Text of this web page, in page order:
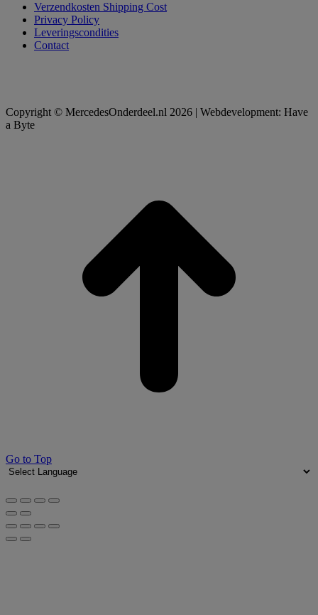
Verzendkosten Shipping Cost
Privacy Policy
Leveringscondities
Contact
Copyright © MercedesOnderdeel.nl 2026 | Webdevelopment: Have
a Byte
Go to Top